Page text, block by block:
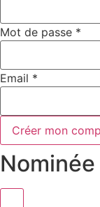
Mot de passe *
Email *
Créer mon
Nominée